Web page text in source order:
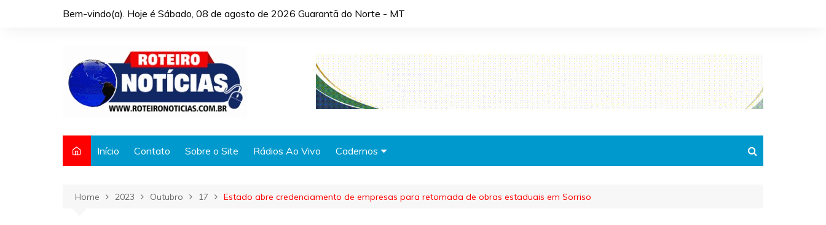
Bem-vindo(a). Hoje é Sábado, 08 de agosto de 2026 Guarantã do Norte - MT
Início Contato Sobre o Site Rádios Ao Vivo Cadernos
Automóveis
Home 2023 Outubro 17 Estado abre credenciamento de empresas para retomada de obras estaduais em Sorriso